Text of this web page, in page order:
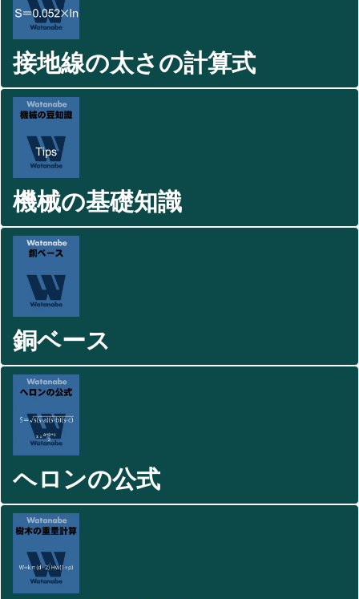
接地線の太さの計算式
機械の基礎知識
銅ベース
ヘロンの公式